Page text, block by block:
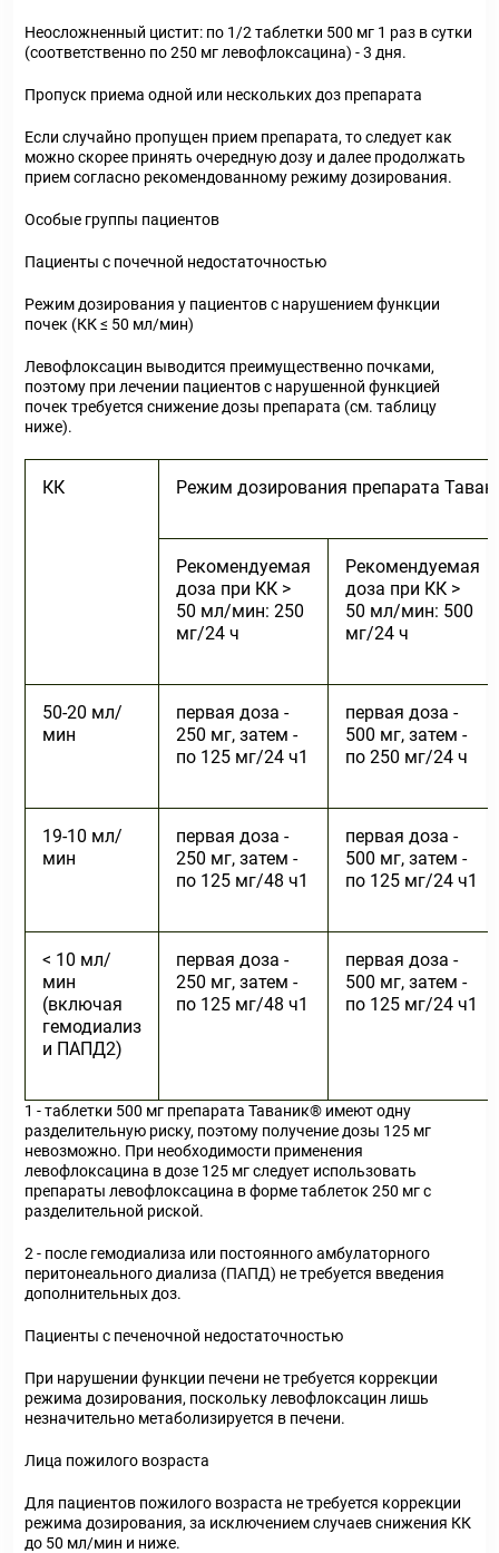
Неосложненный цистит: по 1/2 таблетки 500 мг 1 раз в сутки
(соответственно по 250 мг левофлоксацина) - 3 дня.
Пропуск приема одной или нескольких доз препарата
Если случайно пропущен прием препарата, то следует как
можно скорее принять очередную дозу и далее продолжать
прием согласно рекомендованному режиму дозирования.
Особые группы пациентов
Пациенты с почечной недостаточностью
Режим дозирования у пациентов с нарушением функции
почек (КК ≤ 50 мл/мин)
Левофлоксацин выводится преимущественно почками,
поэтому при лечении пациентов с нарушенной функцией
почек требуется снижение дозы препарата (см. таблицу
ниже).
КК Режим дозирования препарата
Рекомендуемая
доза при КК >
50 мл/мин: 250
мг/24 ч
Рекомендуемая
доза при КК >
50 мл/мин: 500
мг/24 ч
50-20 мл/
мин
первая доза -
250 мг, затем -
по 125 мг/24 ч1
первая доза -
500 мг, затем -
по 250 мг/24 ч
19-10 мл/
мин
первая доза -
250 мг, затем -
по 125 мг/48 ч1
первая доза -
500 мг, затем -
по 125 мг/24 ч1
< 10 мл/
мин
(включая
гемодиализ
и ПАПД2)
первая доза -
250 мг, затем -
по 125 мг/48 ч1
первая доза -
500 мг, затем -
по 125 мг/24 ч1
1 - таблетки 500 мг препарата Таваник® имеют одну
разделительную риску, поэтому получение дозы 125 мг
невозможно. При необходимости применения
левофлоксацина в дозе 125 мг следует использовать
препараты левофлоксацина в форме таблеток 250 мг с
разделительной риской.
2 - после гемодиализа или постоянного амбулаторного
перитонеального диализа (ПАПД) не требуется введения
дополнительных доз.
Пациенты с печеночной недостаточностью
При нарушении функции печени не требуется коррекции
режима дозирования, поскольку левофлоксацин лишь
незначительно метаболизируется в печени.
Лица пожилого возраста
Для пациентов пожилого возраста не требуется коррекции
режима дозирования, за исключением случаев снижения КК
до 50 мл/мин и ниже.